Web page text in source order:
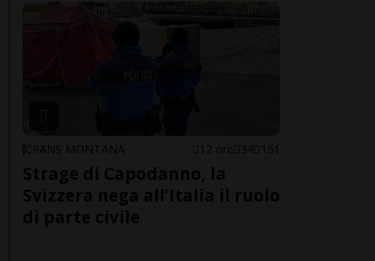
CRANS MONTANA 12 ore 34 151
Strage di Capodanno, la
Svizzera nega all’Italia il ruolo
di parte civile